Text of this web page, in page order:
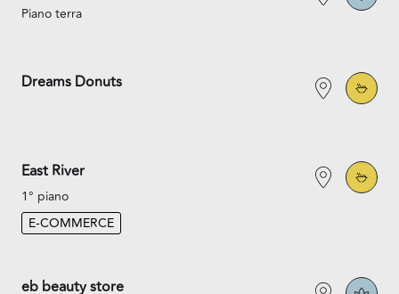
Piano terra
Dreams Donuts
East River
1° piano
E-COMMERCE
eb beauty store